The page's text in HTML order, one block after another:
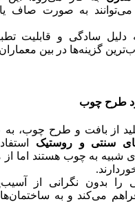
به صورت صاف یا
دلیل سادگی و قابلیت
گزینه‌ها در بین
طرح چوب
از بافت و طرح چوب، به
سنتی و روستیک
شبیه به چوب هستند اما از
را بدون نگرانی از
می‌کند و به